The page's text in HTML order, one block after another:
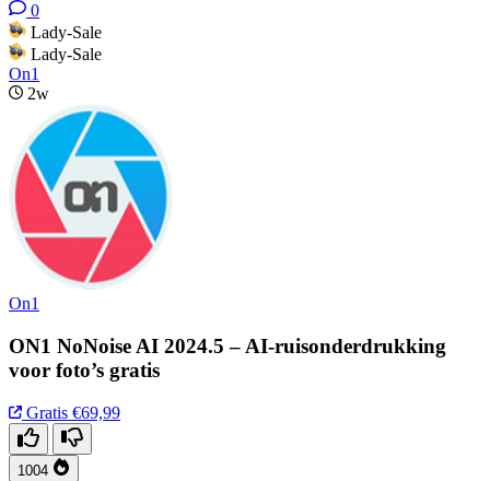
0
Lady-Sale
Lady-Sale
On1
2w
On1
ON1 NoNoise AI 2024.5 – AI-ruisonderdrukking
voor foto’s gratis
Gratis €69,99
1004